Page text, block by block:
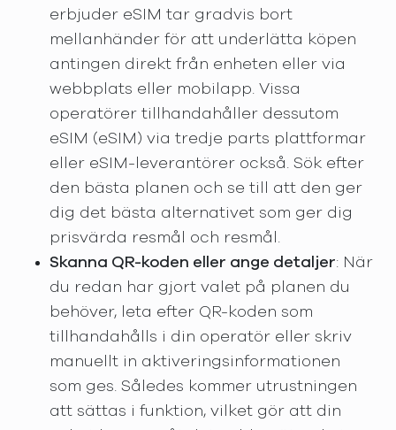
erbjuder eSIM tar gradvis bort
mellanhänder för att underlätta köpen
antingen direkt från enheten eller via
webbplats eller mobilapp. Vissa
operatörer tillhandahåller dessutom
eSIM (eSIM) via tredje parts plattformar
eller eSIM-leverantörer också. Sök efter
den bästa planen och se till att den ger
dig det bästa alternativet som ger dig
prisvärda resmål och resmål.
Skanna QR-koden eller ange detaljer: När
du redan har gjort valet på planen du
behöver, leta efter QR-koden som
tillhandahålls i din operatör eller skriv
manuellt in aktiveringsinformationen
som ges. Således kommer utrustningen
att sättas i funktion, vilket gör att din